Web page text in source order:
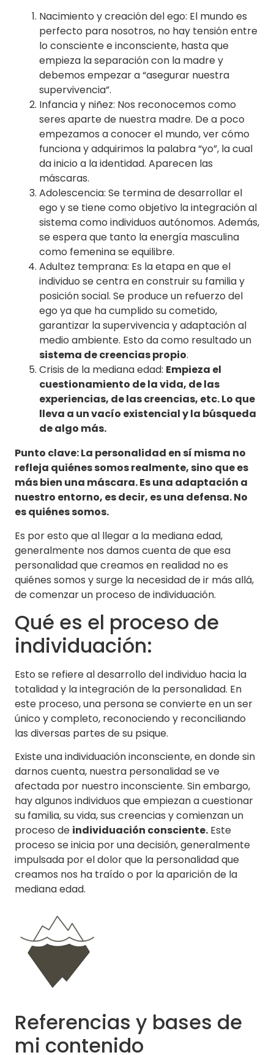
Nacimiento y creación del ego: El mundo es
perfecto para nosotros, no hay tensión entre
lo consciente e inconsciente, hasta que
empieza la separación con la madre y
debemos empezar a “asegurar nuestra
supervivencia”.
Infancia y niñez: Nos reconocemos como
seres aparte de nuestra madre. De a poco
empezamos a conocer el mundo, ver cómo
funciona y adquirimos la palabra “yo”, la cual
da inicio a la identidad. Aparecen las
máscaras.
Adolescencia: Se termina de desarrollar el
ego y se tiene como objetivo la integración al
sistema como individuos autónomos. Además,
se espera que tanto la energía masculina
como femenina se equilibre.
Adultez temprana: Es la etapa en que el
individuo se centra en construir su familia y
posición social. Se produce un refuerzo del
ego ya que ha cumplido su cometido,
garantizar la supervivencia y adaptación al
medio ambiente. Esto da como resultado un
sistema de creencias propio.
Crisis de la mediana edad: Empieza el
cuestionamiento de la vida, de las
experiencias, de las creencias, etc. Lo que
lleva a un vacío existencial y la búsqueda
de algo más.
Punto clave: La personalidad en sí misma no
refleja quiénes somos realmente, sino que es
más bien una máscara. Es una adaptación a
nuestro entorno, es decir, es una defensa. No
es quiénes somos.
Es por esto que al llegar a la mediana edad,
generalmente nos damos cuenta de que esa
personalidad que creamos en realidad no es
quiénes somos y surge la necesidad de ir más allá,
de comenzar un proceso de individuación.
Qué es el proceso de
individuación:
Esto se refiere al desarrollo del individuo hacia la
totalidad y la integración de la personalidad. En
este proceso, una persona se convierte en un ser
único y completo, reconociendo y reconciliando
las diversas partes de su psique.
Existe una individuación inconsciente, en donde sin
darnos cuenta, nuestra personalidad se ve
afectada por nuestro inconsciente. Sin embargo,
hay algunos individuos que empiezan a cuestionar
su familia, su vida, sus creencias y comienzan un
proceso de individuación consciente. Este
proceso se inicia por una decisión, generalmente
impulsada por el dolor que la personalidad que
creamos nos ha traído o por la aparición de la
mediana edad.
Referencias y bases de
mi contenido